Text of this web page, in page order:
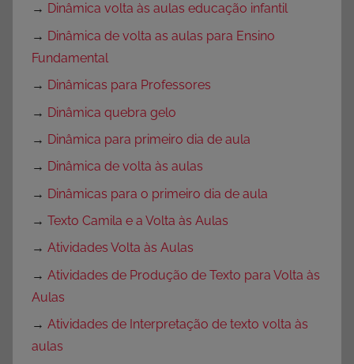
→ Dinâmica volta às aulas educação infantil
→ Dinâmica de volta as aulas para Ensino
Fundamental
→ Dinâmicas para Professores
→ Dinâmica quebra gelo
→ Dinâmica para primeiro dia de aula
→ Dinâmica de volta às aulas
→ Dinâmicas para o primeiro dia de aula
→ Texto Camila e a Volta às Aulas
→ Atividades Volta às Aulas
→ Atividades de Produção de Texto para Volta às
Aulas
→ Atividades de Interpretação de texto volta às
aulas